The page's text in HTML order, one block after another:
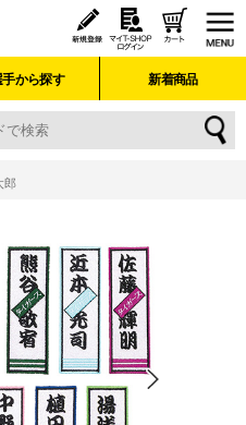
から探す 新着商品
郎